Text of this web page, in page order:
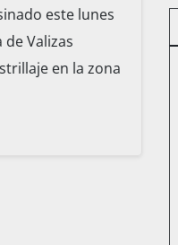
este lunes
Valizas
en la zona